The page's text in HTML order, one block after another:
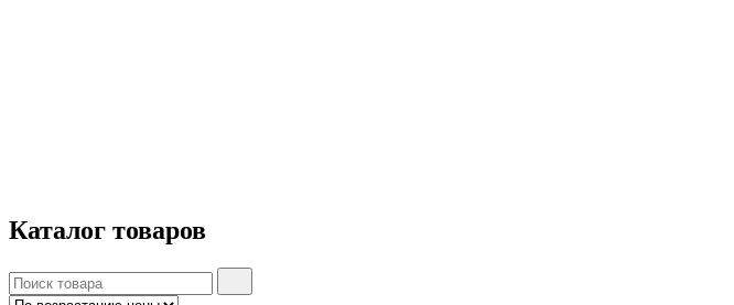
Каталог товаров